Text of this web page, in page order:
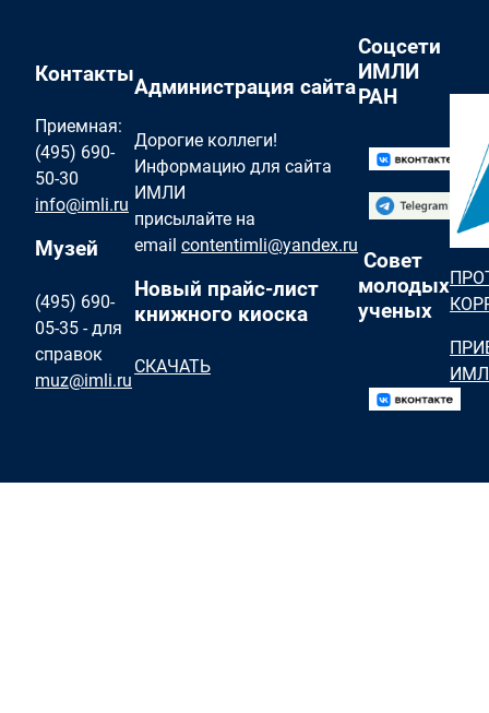
Контакты
Приемная:
(495) 690-
50-30
info@imli.ru
Музей
(495) 690-
05-35 - для
справок
muz@imli.ru
Администрация сайта
Дорогие коллеги!
Информацию для сайта
ИМЛИ
присылайте на
email contentimli@yandex.ru
Новый прайс-лист
книжного киоска
СКАЧАТЬ
Соцсети
ИМЛИ
РАН
Совет
молодых
ученых